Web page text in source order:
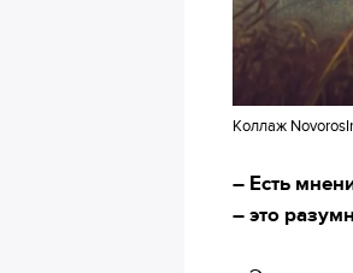
Коллаж
– Есть
– это